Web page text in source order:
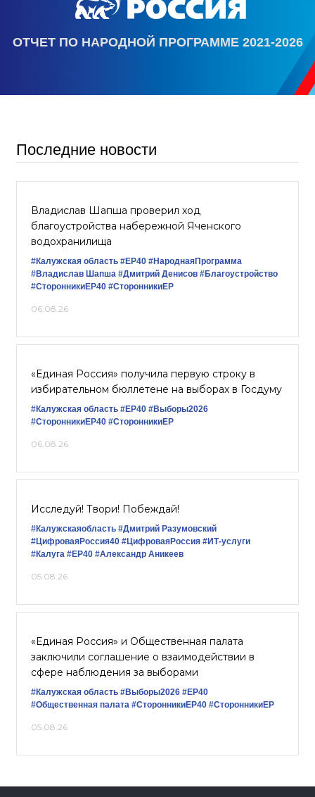
ОТЧЕТ ПО НАРОДНОЙ ПРОГРАММЕ 2021-2026
Последние новости
Владислав Шапша проверил ход
благоустройства набережной Яченского
водохранилища
#Калужская область #ЕР40 #НароднаяПрограмма
#Владислав Шапша #Дмитрий Денисов #Благоустройство
#СторонникиЕР40 #СторонникиЕР
06.08.26
«Единая Россия» получила первую строку в
избирательном бюллетене на выборах в Госдуму
#Калужская область #ЕР40 #Выборы2026
#СторонникиЕР40 #СторонникиЕР
06.08.26
Исследуй! Твори! Побеждай!
#Калужскаяобласть #Дмитрий Разумовский
#ЦифроваяРоссия40 #ЦифроваяРоссия #ИТ-услуги
#Калуга #ЕР40 #Александр Аникеев
05.08.26
«Единая Россия» и Общественная палата
заключили соглашение о взаимодействии в
сфере наблюдения за выборами
#Калужская область #Выборы2026 #ЕР40
#Общественная палата #СторонникиЕР40 #СторонникиЕР
05.08.26